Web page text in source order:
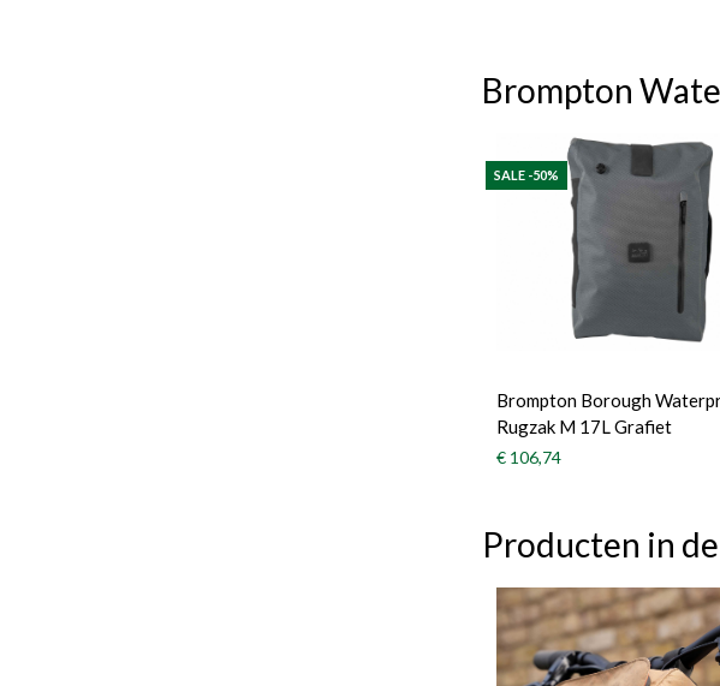
Brompton
SALE -50%
Brompton Borough
Rugzak M 17L Grafiet
€ 106,74
Producten in